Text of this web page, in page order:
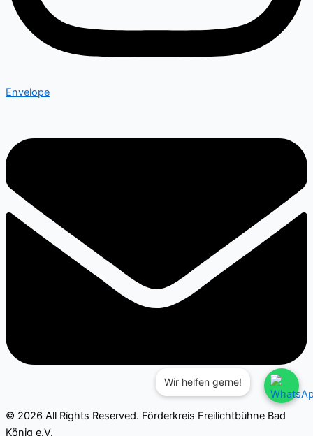
Wir helfen gerne!
Envelope
© 2026 All Rights Reserved. Förderkreis Freilichtbühne Bad
König e.V.